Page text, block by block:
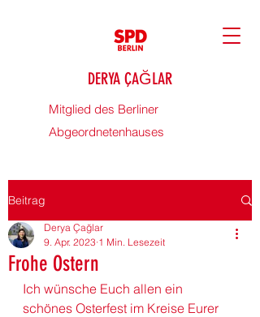
DERYA ÇAĞLAR
Mitglied des Berliner
Abgeordnetenhauses
Beitrag
Frohe Ostern
Derya Çağlar
9. Apr. 2023 1 Min. Lesezeit
Ich wünsche Euch allen ein
schönes Osterfest im Kreise Eurer